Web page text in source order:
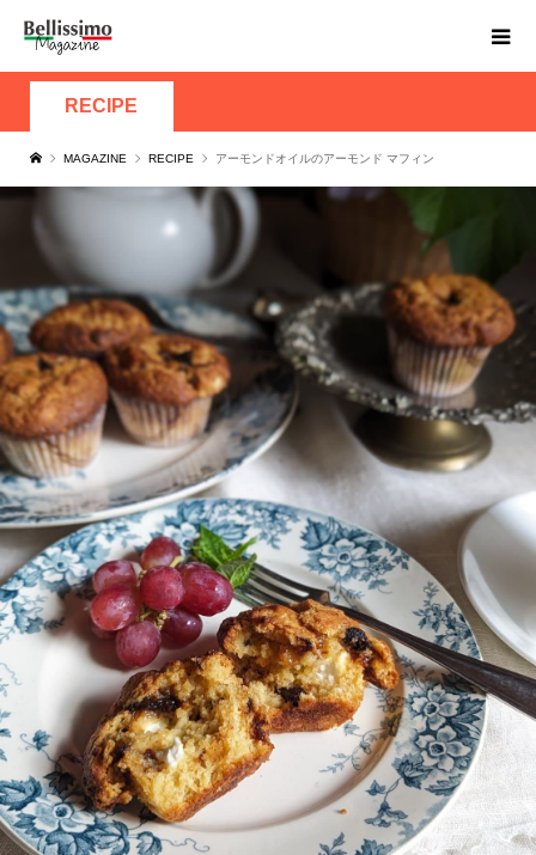
RECIPE
MAGAZINE RECIPE アーモンドオイルのアーモンド マフィン